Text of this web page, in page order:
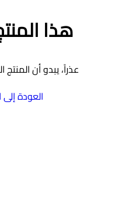
هذا
عذراً، يبدو أن
العودة